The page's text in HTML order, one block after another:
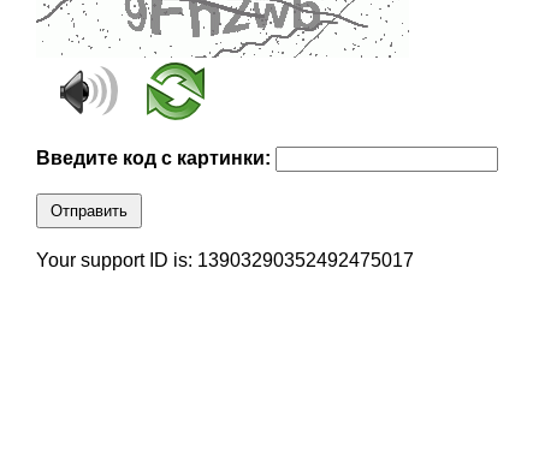
Введите код с картинки:
Отправить
Your support ID is: 13903290352492475017